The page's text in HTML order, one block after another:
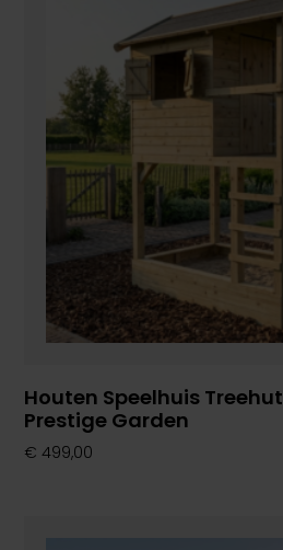
Houten Speelhuis
Prestige Garden
€ 499,00